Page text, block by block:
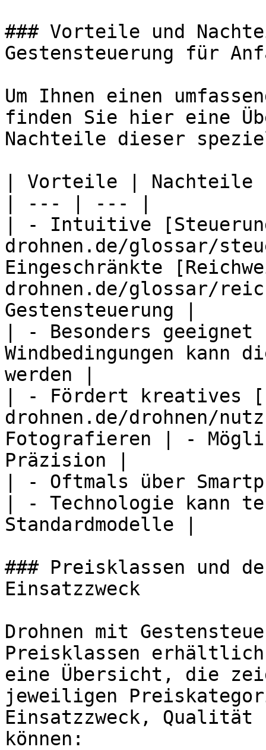
### Vorteile und
Gestensteuerung für
Um Ihnen einen
finden Sie hier eine
Nachteile dieser
| Vorteile | Nachteile
| --- | --- |
| - Intuitive
drohnen.de/glossar/
Eingeschränkte
drohnen.de/glossar/
Gestensteuerung |
| - Besonders
Windbedingungen kann
werden |
| - Fördert kreatives
drohnen.de/drohnen/
Fotografieren | -
Präzision |
| - Oftmals über
| - Technologie kann
Standardmodelle |
### Preisklassen und
Einsatzzweck
Drohnen mit
Preisklassen
eine Übersicht, die
jeweiligen
Einsatzzweck, Qualität
können: